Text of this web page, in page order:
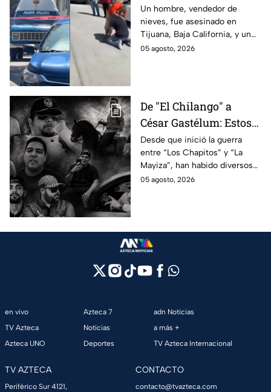
México: Así se
enteraron los
familiares de un
vendedor de nieves de
Un hombre, vendedor de
nieves, fue asesinado en
Tijuana, Baja California, y un
reportero captó el momento
05 agosto, 2026
De "El Chilango" a
César Gastélum: Estos
son los 10 influencers
asesinados por la
guerra entre "Los
Chapitos" y "La Mayiza"
Desde que inició la guerra
entre “Los Chapitos” y “La
Mayiza”, han habido diversos
asesinatos, entre ellos los de
05 agosto, 2026
en vivo
TV Azteca
Azteca UNO
Azteca 7
Noticias
Deportes
adn Noticias
a más +
TV Azteca Internacional
TV AZTECA
Periférico Sur 4121,
CONTACTO
contacto@tvazteca.com